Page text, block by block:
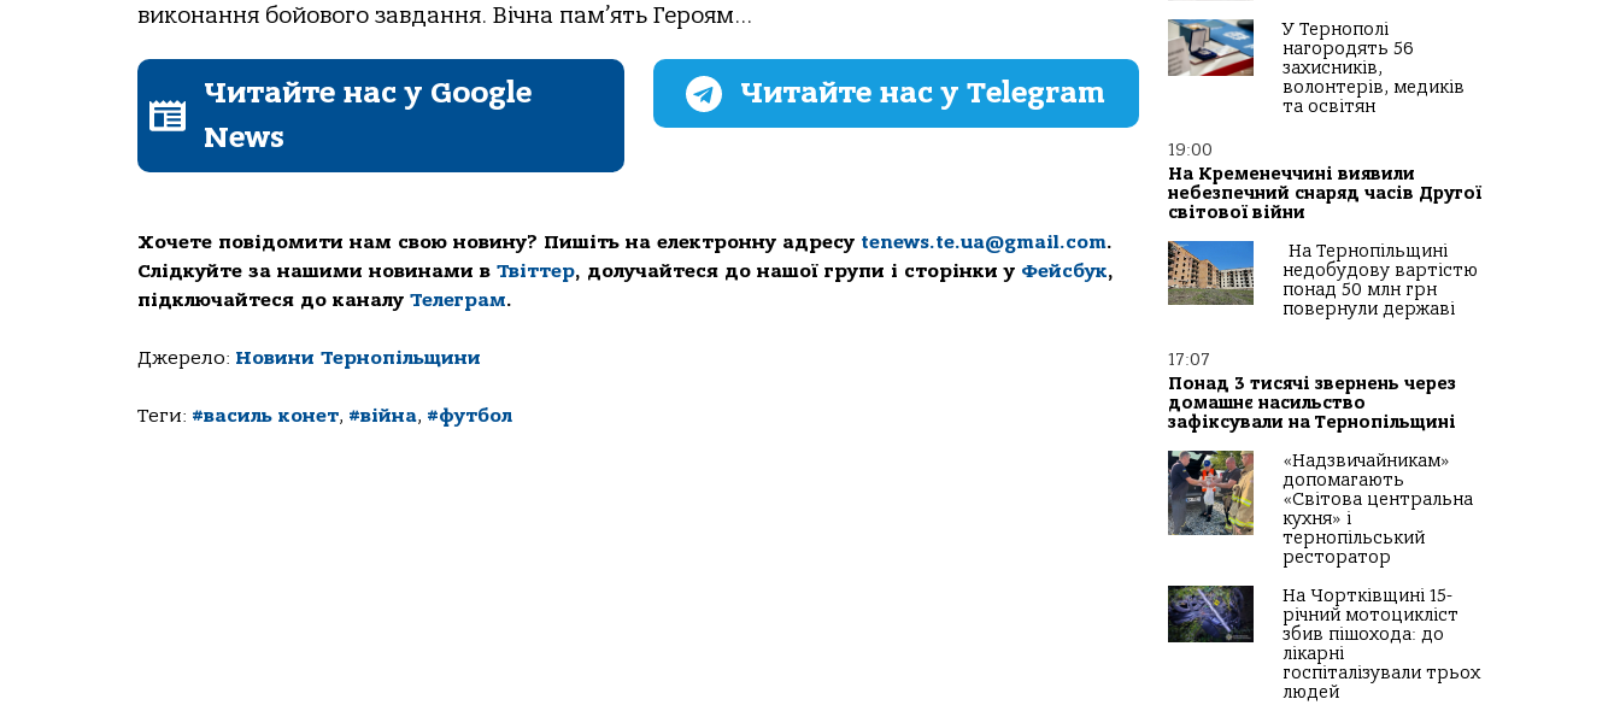
виконання бойового завдання. Вічна пам’ять Героям…
Читайте нас у Google
News
Читайте нас у Telegram
Хочете повідомити нам свою новину? Пишіть на електронну адресу tenews.te.ua@gmail.com.
Слідкуйте за нашими новинами в Твіттер, долучайтеся до нашої групи і сторінки у Фейсбук,
підключайтеся до каналу Телеграм.
Джерело: Новини Тернопільщини
Теги: #василь конет, #війна, #футбол
У Тернополі
нагородять 56
захисників,
волонтерів, медиків
та освітян
19:00
На Кременеччині виявили
небезпечний снаряд часів Другої
світової війни
На Тернопільщині
недобудову вартістю
понад 50 млн грн
повернули державі
17:07
Понад 3 тисячі звернень через
домашнє насильство
зафіксували на Тернопільщині
«Надзвичайникам»
допомагають
«Світова центральна
кухня» і
тернопільський
ресторатор
На Чортківщині 15-
річний мотоцикліст
збив пішохода: до
лікарні
госпіталізували трьох
людей